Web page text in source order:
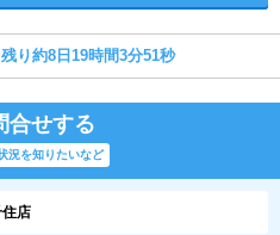
残り約8日19時間3分51秒
合せする
況を知りたいなど
住店